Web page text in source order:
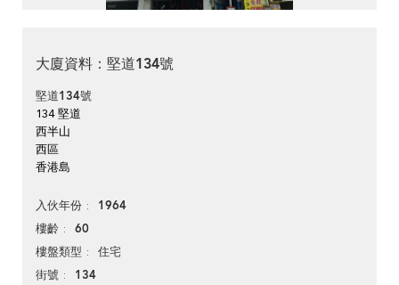
大廈資料：堅道134號
堅道134號
134 堅道
西半山
西區
香港島
入伙年份 1964
樓齡 60
樓盤類型 住宅
街號 134